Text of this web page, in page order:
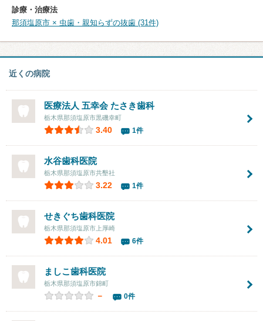
診療・治療法
那須塩原市 × 虫歯・親知らずの抜歯 (31件)
近くの病院
医療法人 五幸会 たさき歯科
栃木県那須塩原市黒磯幸町
3.40 1件
水谷歯科医院
栃木県那須塩原市共墾社
3.22 1件
せきぐち歯科医院
栃木県那須塩原市上厚崎
4.01 6件
ましこ歯科医院
栃木県那須塩原市錦町
－ 0件